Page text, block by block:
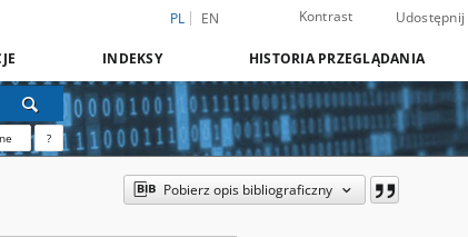
PL EN Kontrast Udostępnij
INDEKSY HISTORIA PRZEGLĄDANIA
?
Pobierz opis bibliograficzny